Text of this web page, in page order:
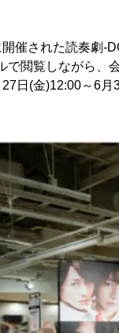
開催された読奏劇-
で閲覧しながら、
日(金)12:00～6月